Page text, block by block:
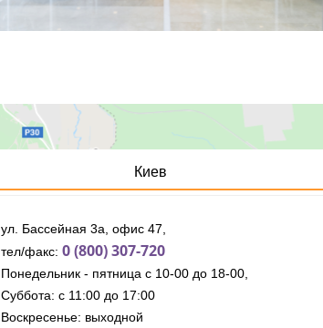
Киев
ул. Бассейная 3а, офис 47,
тел/факс: 0 (800) 307-720
Понедельник - пятница с 10-00 до 18-00,
Суббота: с 11:00 до 17:00
Воскресенье: выходной